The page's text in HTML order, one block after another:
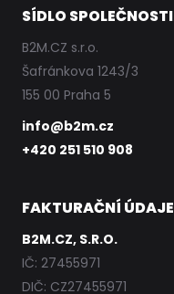
SÍDLO SPOLEČNOSTI
B2M.CZ s.r.o.
Šafránkova 1243/3
155 00 Praha 5
info@b2m.cz
+420 251 510 908
FAKTURAČNÍ ÚDAJE
B2M.CZ, S.R.O.
IČ: 27455971
DIČ: CZ27455971